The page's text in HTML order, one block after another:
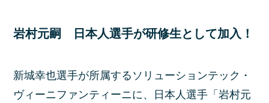
岩村元嗣 日本人選手が研修生として加入！
新城幸也選手が所属するソリューションテック・
ヴィーニファンティーニに、日本人選手「岩村元